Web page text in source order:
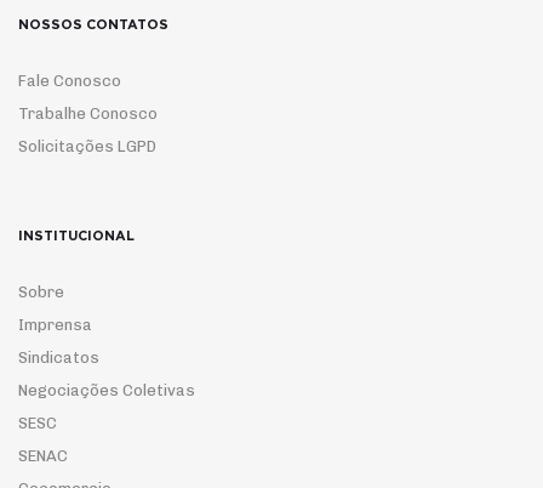
NOSSOS CONTATOS
Fale Conosco
Trabalhe Conosco
Solicitações LGPD
INSTITUCIONAL
Sobre
Imprensa
Sindicatos
Negociações Coletivas
SESC
SENAC